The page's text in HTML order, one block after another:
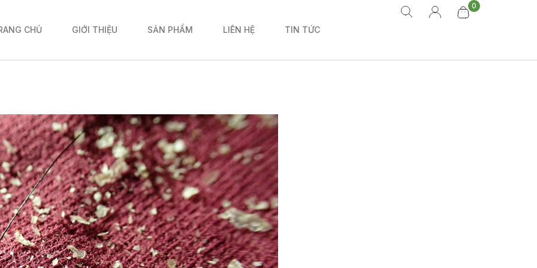
CHỦ GIỚI THIỆU SẢN PHẨM LIÊN HỆ TIN TỨC
0